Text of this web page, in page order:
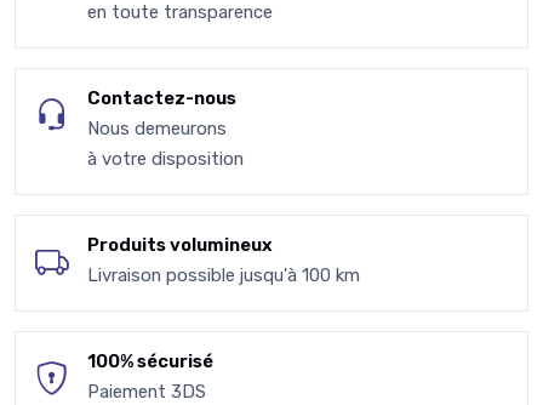
en toute transparence
Contactez-nous
Nous demeurons
à votre disposition
Produits volumineux
Livraison possible jusqu'à 100 km
100% sécurisé
Paiement 3DS